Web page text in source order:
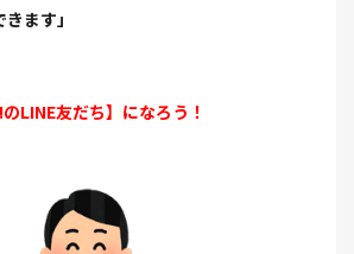
ます」
LINE友だち】になろう！